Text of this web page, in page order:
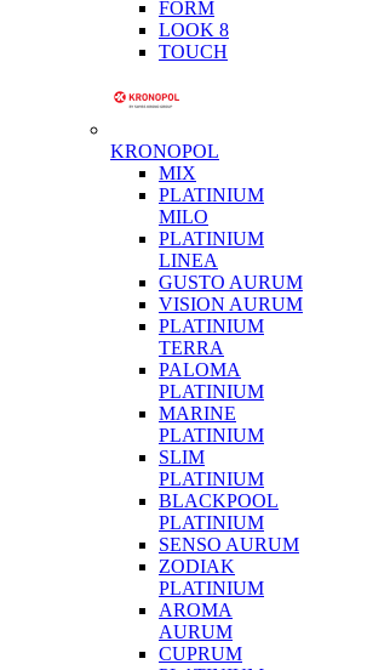
FORM
LOOK 8
TOUCH
KRONOPOL
MIX
PLATINIUM
MILO
PLATINIUM
LINEA
GUSTO AURUM
VISION AURUM
PLATINIUM
TERRA
PALOMA
PLATINIUM
MARINE
PLATINIUM
SLIM
PLATINIUM
BLACKPOOL
PLATINIUM
SENSO AURUM
ZODIAK
PLATINIUM
AROMA
AURUM
CUPRUM